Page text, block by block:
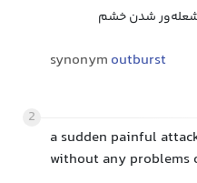
شعله‌ور شدن خشم
synonym outburst
2
a sudden painful
without any problems